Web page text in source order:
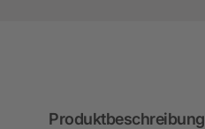
Produktbeschreibung